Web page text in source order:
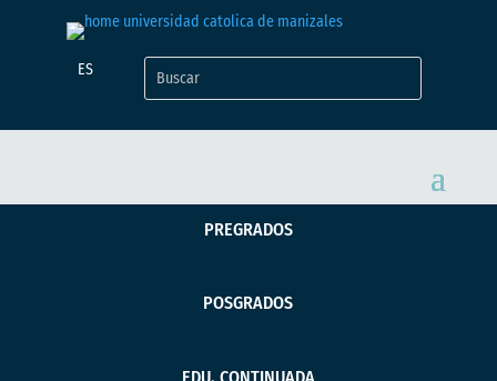
ES
PREGRADOS
POSGRADOS